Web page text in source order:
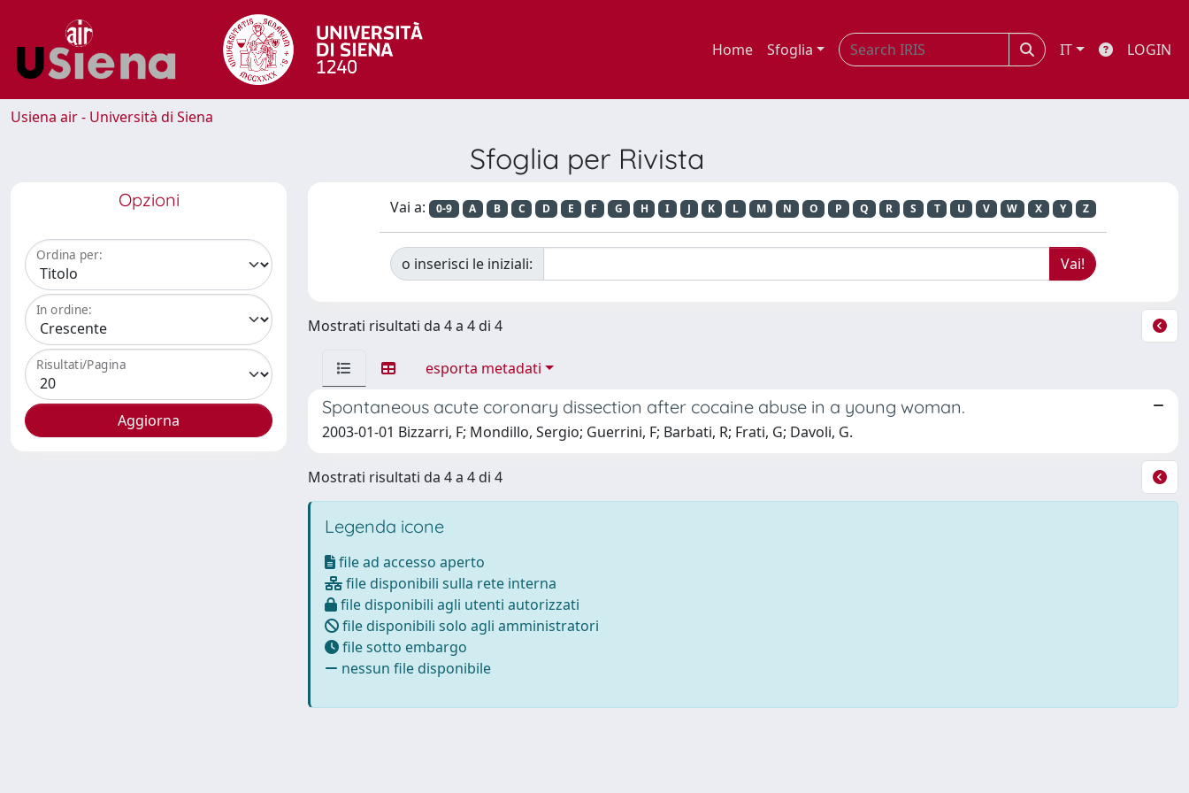
Home Sfoglia IT LOGIN
Usiena air - Università di Siena
Sfoglia per Rivista
Opzioni
Ordina per:
In ordine:
Risultati/Pagina
Vai a: 0-9 A B C D E F G H I J K L M N O P Q R S T U V W X Y Z
o inserisci le iniziali:
Mostrati risultati da 4 a 4 di 4
esporta metadati
Spontaneous acute coronary dissection after cocaine abuse in a young woman.
2003-01-01 Bizzarri, F; Mondillo, Sergio; Guerrini, F; Barbati, R; Frati, G; Davoli, G.
Mostrati risultati da 4 a 4 di 4
Legenda icone
file ad accesso aperto
file disponibili sulla rete interna
file disponibili agli utenti autorizzati
file disponibili solo agli amministratori
file sotto embargo
nessun file disponibile